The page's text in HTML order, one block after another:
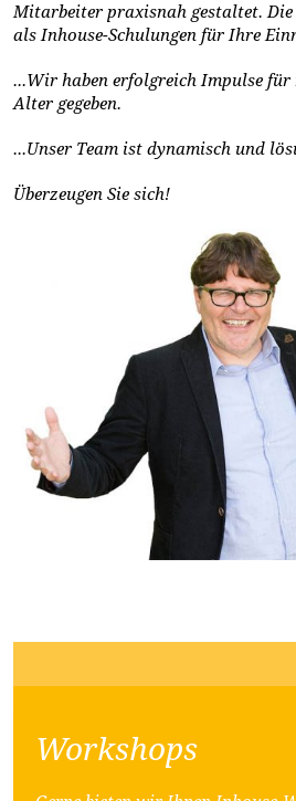
Mitarbeiter praxisnah gestaltet.
als Inhouse-Schulungen für Ihre
...Wir haben erfolgreich Impulse für
Alter gegeben.
...Unser Team ist dynamisch und
Überzeugen Sie sich!
Workshops